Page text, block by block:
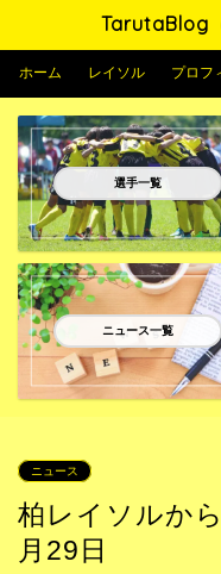
TarutaBlog
ホーム レイソル プロフ
選手一覧
ニュース一覧
ニュース
柏レイソルか
月29日